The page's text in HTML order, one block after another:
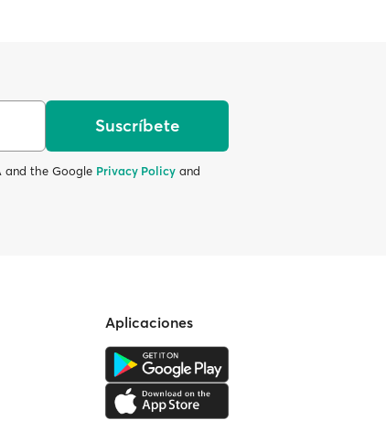
Suscríbete
and the Google Privacy Policy and
Aplicaciones